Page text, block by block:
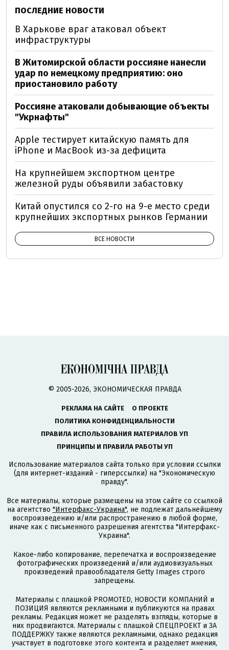
ПОСЛЕДНИЕ НОВОСТИ
В Харькове враг атаковал объект
инфраструктуры
В Житомирской области россияне нанесли
удар по немецкому предприятию: оно
приостановило работу
Россияне атаковали добывающие объекты
"Укрнафты"
Apple тестирует китайскую память для
iPhone и MacBook из-за дефицита
На крупнейшем экспортном центре
железной руды объявили забастовку
Китай опустился со 2-го на 9-е место среди
крупнейших экспортных рынков Германии
ВСЕ НОВОСТИ
© 2005-2026, ЭКОНОМИЧЕСКАЯ ПРАВДА
РЕКЛАМА НА САЙТЕ
О ПРОЕКТЕ
ПОЛИТИКА КОНФИДЕНЦИАЛЬНОСТИ
ПРАВИЛА ИСПОЛЬЗОВАНИЯ МАТЕРИАЛОВ УП
ПРИНЦИПЫ И ПРАВИЛА РАБОТЫ УП
Использование материалов сайта только при условии ссылки
(для интернет-изданий - гиперссылки) на "Экономическую
правду".
Все материалы, которые размещены на этом сайте со ссылкой
на агентство "Интерфакс-Украина", не подлежат дальнейшему
воспроизведению и/или распространению в любой форме,
иначе как с письменного разрешения агентства "Интерфакс-
Украина".
Какое-либо копирование, перепечатка и воспроизведение
фотографических произведений и/или аудиовизуальных
произведений правообладателя Getty Images строго
запрещены.
Материалы с плашкой PROMOTED, НОВОСТИ КОМПАНИЙ и
ПОЗИЦИЯ являются рекламными и публикуются на правах
рекламы. Редакция может не разделять взгляды, которые в
них продвигаются. Материалы с плашкой СПЕЦПРОЕКТ и ЗА
ПОДДЕРЖКУ также являются рекламными, однако редакция
участвует в подготовке этого контента и разделяет мнения,